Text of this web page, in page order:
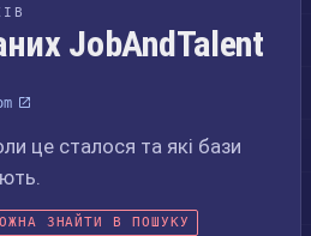
JobAndTalent
це сталося та які бази
ЗНАЙТИ В ПОШУКУ